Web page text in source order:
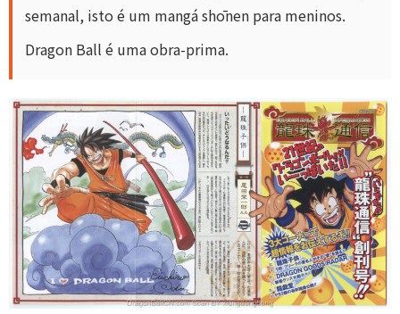
semanal, isto é um mangá shōnen para meninos.
Dragon Ball é uma obra-prima.